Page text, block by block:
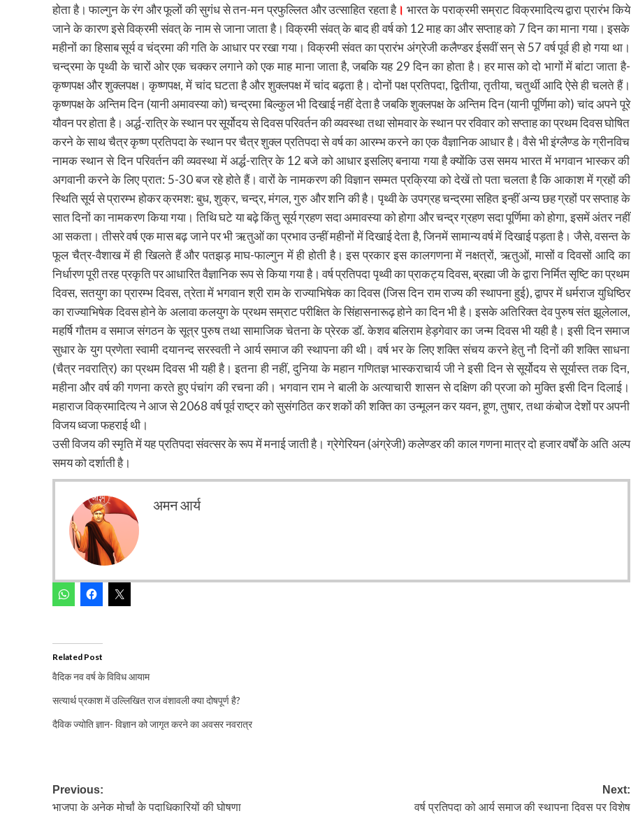
होता है। फाल्गुन के रंग और फूलों की सुगंध से तन-मन प्रफुल्लित और उत्साहित रहता है। भारत के पराक्रमी सम्राट विक्रमादित्य द्वारा प्रारंभ किये
जाने के कारण इसे विक्रमी संवत् के नाम से जाना जाता है। विक्रमी संवत् के बाद ही वर्ष को 12 माह का और सप्ताह को 7 दिन का माना गया। इसके
महीनों का हिसाब सूर्य व चंद्रमा की गति के आधार पर रखा गया। विक्रमी संवत का प्रारंभ अंग्रेजी कलैण्डर ईसवीं सन् से 57 वर्ष पूर्व ही हो गया था।
चन्द्रमा के पृथ्वी के चारों ओर एक चक्कर लगाने को एक माह माना जाता है, जबकि यह 29 दिन का होता है। हर मास को दो भागों में बांटा जाता है-
कृष्णपक्ष और शुक्लपक्ष। कृष्णपक्ष, में चांद घटता है और शुक्लपक्ष में चांद बढ़ता है। दोनों पक्ष प्रतिपदा, द्वितीया, तृतीया, चतुर्थी आदि ऐसे ही चलते हैं।
कृष्णपक्ष के अन्तिम दिन (यानी अमावस्या को) चन्द्रमा बिल्कुल भी दिखाई नहीं देता है जबकि शुक्लपक्ष के अन्तिम दिन (यानी पूर्णिमा को) चांद अपने पूरे
यौवन पर होता है। अर्द्ध-रात्रि के स्थान पर सूर्योदय से दिवस परिवर्तन की व्यवस्था तथा सोमवार के स्थान पर रविवार को सप्ताह का प्रथम दिवस घोषित
करने के साथ चैत्र कृष्ण प्रतिपदा के स्थान पर चैत्र शुक्ल प्रतिपदा से वर्ष का आरम्भ करने का एक वैज्ञानिक आधार है। वैसे भी इंग्लैण्ड के ग्रीनविच
नामक स्थान से दिन परिवर्तन की व्यवस्था में अर्द्ध-रात्रि के 12 बजे को आधार इसलिए बनाया गया है क्योंकि उस समय भारत में भगवान भास्कर की
अगवानी करने के लिए प्रात: 5-30 बज रहे होते हैं। वारों के नामकरण की विज्ञान सम्मत प्रक्रिया को देखें तो पता चलता है कि आकाश में ग्रहों की
स्थिति सूर्य से प्रारम्भ होकर क्रमश: बुध, शुक्र, चन्द्र, मंगल, गुरु और शनि की है। पृथ्वी के उपग्रह चन्द्रमा सहित इन्हीं अन्य छह ग्रहों पर सप्ताह के
सात दिनों का नामकरण किया गया। तिथि घटे या बढ़े किंतु सूर्य ग्रहण सदा अमावस्या को होगा और चन्द्र ग्रहण सदा पूर्णिमा को होगा, इसमें अंतर नहीं
आ सकता। तीसरे वर्ष एक मास बढ़ जाने पर भी ऋतुओं का प्रभाव उन्हीं महीनों में दिखाई देता है, जिनमें सामान्य वर्ष में दिखाई पड़ता है। जैसे, वसन्त के
फूल चैत्र-वैशाख में ही खिलते हैं और पतझड़ माघ-फाल्गुन में ही होती है। इस प्रकार इस कालगणना में नक्षत्रों, ऋतुओं, मासों व दिवसों आदि का
निर्धारण पूरी तरह प्रकृति पर आधारित वैज्ञानिक रूप से किया गया है। वर्ष प्रतिपदा पृथ्वी का प्राकट्य दिवस, ब्रह्मा जी के द्वारा निर्मित सृष्टि का प्रथम
दिवस, सतयुग का प्रारम्भ दिवस, त्रेता में भगवान श्री राम के राज्याभिषेक का दिवस (जिस दिन राम राज्य की स्थापना हुई), द्वापर में धर्मराज युधिष्ठिर
का राज्याभिषेक दिवस होने के अलावा कलयुग के प्रथम सम्राट परीक्षित के सिंहासनारूढ़ होने का दिन भी है। इसके अतिरिक्त देव पुरुष संत झूलेलाल,
महर्षि गौतम व समाज संगठन के सूत्र पुरुष तथा सामाजिक चेतना के प्रेरक डॉ. केशव बलिराम हेड़गेवार का जन्म दिवस भी यही है। इसी दिन समाज
सुधार के युग प्रणेता स्वामी दयानन्द सरस्वती ने आर्य समाज की स्थापना की थी। वर्ष भर के लिए शक्ति संचय करने हेतु नौ दिनों की शक्ति साधना
(चैत्र नवरात्रि) का प्रथम दिवस भी यही है। इतना ही नहीं, दुनिया के महान गणितज्ञ भास्कराचार्य जी ने इसी दिन से सूर्योदय से सूर्यास्त तक दिन,
महीना और वर्ष की गणना करते हुए पंचांग की रचना की। भगवान राम ने बाली के अत्याचारी शासन से दक्षिण की प्रजा को मुक्ति इसी दिन दिलाई।
महाराज विक्रमादित्य ने आज से 2068 वर्ष पूर्व राष्ट्र को सुसंगठित कर शकों की शक्ति का उन्मूलन कर यवन, हूण, तुषार, तथा कंबोज देशों पर अपनी
विजय ध्वजा फहराई थी।
उसी विजय की स्मृति में यह प्रतिपदा संवत्सर के रूप में मनाई जाती है। ग्रेगेरियन (अंग्रेजी) कलेण्डर की काल गणना मात्र दो हजार वर्षों के अति अल्प
समय को दर्शाती है।
अमन आर्य
Related Post
वैदिक नव वर्ष के विविध आयाम
सत्यार्थ प्रकाश में उल्लिखित राज वंशावली क्या दोषपूर्ण है?
दैविक ज्योति ज्ञान- विज्ञान को जागृत करने का अवसर नवरात्र
Post
navigation
Previous:
भाजपा के अनेक मोर्चां के पदाधिकारियों की घोषणा
Next:
वर्ष प्रतिपदा को आर्य समाज की स्थापना दिवस पर विशेष